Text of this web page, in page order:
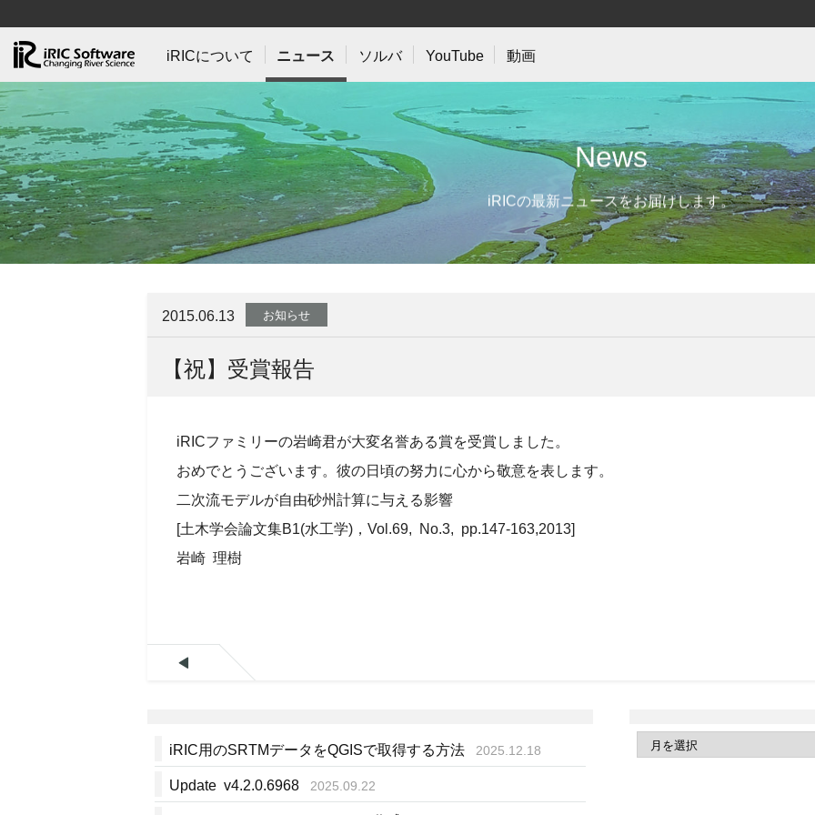
iRICについて ニュース ソルバ YouTube 動画
News
iRICの最新ニュースをお届けします。
2015.06.13 お知らせ
【祝】受賞報告
iRICファミリーの岩崎君が大変名誉ある賞を受賞しました。
おめでとうございます。彼の日頃の努力に心から敬意を表します。
二次流モデルが自由砂州計算に与える影響
[土木学会論文集B1(水工学)，Vol.69, No.3, pp.147-163,2013]
岩崎 理樹

iRIC用のSRTMデータをQGISで取得する方法 2025.12.18
Update v4.2.0.6968 2025.09.22